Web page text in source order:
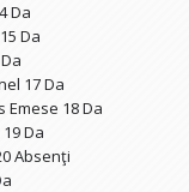
Da
Da
17 Da
Emese 18 Da
Da
Absenţi